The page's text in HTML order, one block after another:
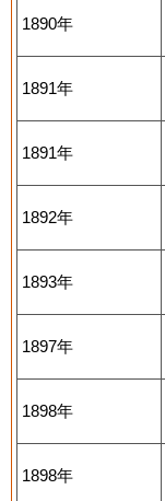
1890年
1891年
1891年
1892年
1893年
1897年
1898年
1898年